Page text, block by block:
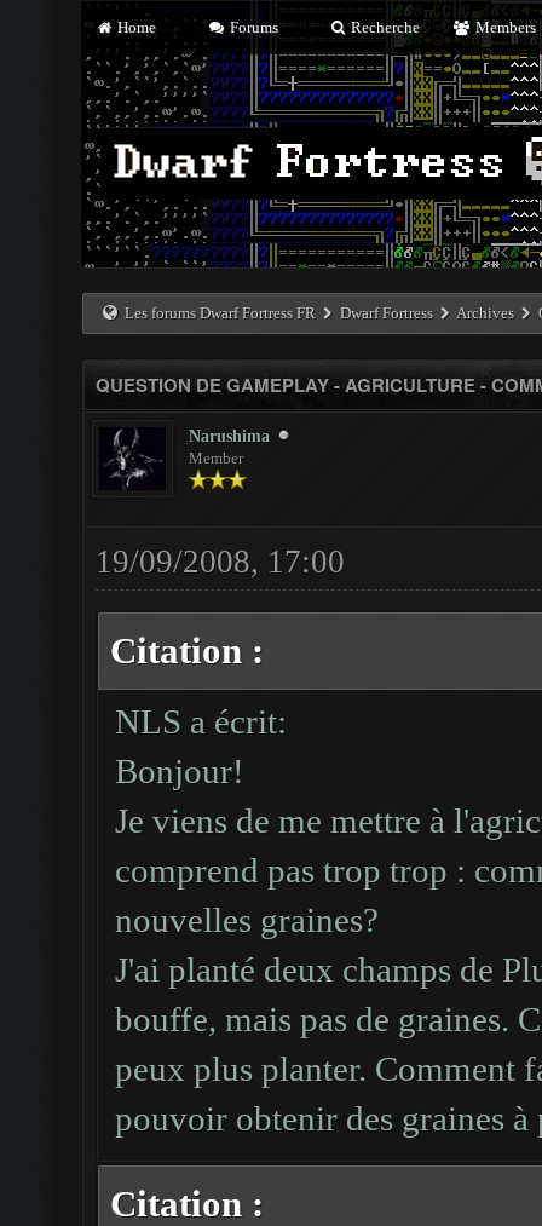
Home Forums Recherche Members
Les forums Dwarf Fortress FR Dwarf Fortress Archives
QUESTION DE GAMEPLAY - AGRICULTURE -
Narushima
Member
19/09/2008, 17:00
Citation :
NLS a écrit:
Bonjour!
Je viens de me mettre à
comprend pas trop trop :
nouvelles graines?
J'ai planté deux champs de
bouffe, mais pas de graines.
peux plus planter. Comment
pouvoir obtenir des graines à
Citation :